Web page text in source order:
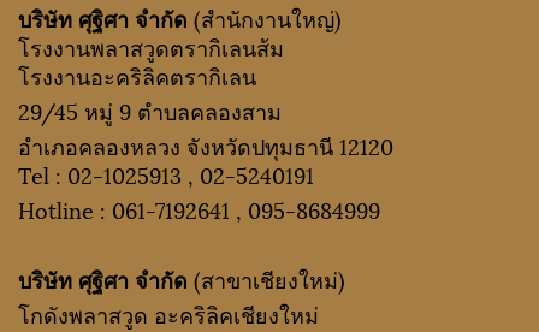
บริษัท ศุฐิศา จำกัด (สำนักงานใหญ่)
โรงงานพลาสวูดตรากิเลนส้ม
โรงงานอะคริลิคตรากิเลน
29/45 หมู่ 9 ตำบลคลองสาม
อำเภอคลองหลวง จังหวัดปทุมธานี 12120
Tel : 02-1025913 , 02-5240191
Hotline : 061-7192641 , 095-8684999
บริษัท ศุฐิศา จำกัด (สาขาเชียงใหม่)
โกดังพลาสวูด อะคริลิคเชียงใหม่